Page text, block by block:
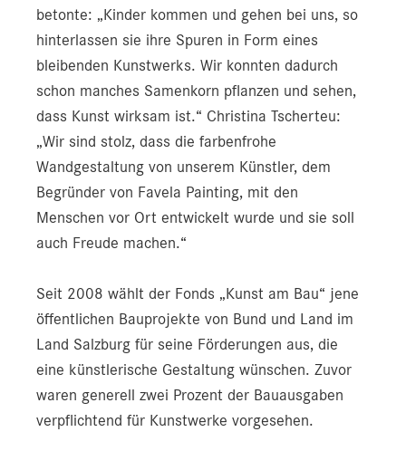
YOUNG.HOPE
Pressekontakt
betonte: „Kinder kommen und gehen bei uns, so
hinterlassen sie ihre Spuren in Form eines
bleibenden Kunstwerks. Wir konnten dadurch
schon manches Samenkorn pflanzen und sehen,
dass Kunst wirksam ist.“ Christina Tscherteu:
„Wir sind stolz, dass die farbenfrohe
Wandgestaltung von unserem Künstler, dem
Begründer von Favela Painting, mit den
Menschen vor Ort entwickelt wurde und sie soll
auch Freude machen.“
Seit 2008 wählt der Fonds „Kunst am Bau“ jene
öffentlichen Bauprojekte von Bund und Land im
Land Salzburg für seine Förderungen aus, die
eine künstlerische Gestaltung wünschen. Zuvor
waren generell zwei Prozent der Bauausgaben
verpflichtend für Kunstwerke vorgesehen.